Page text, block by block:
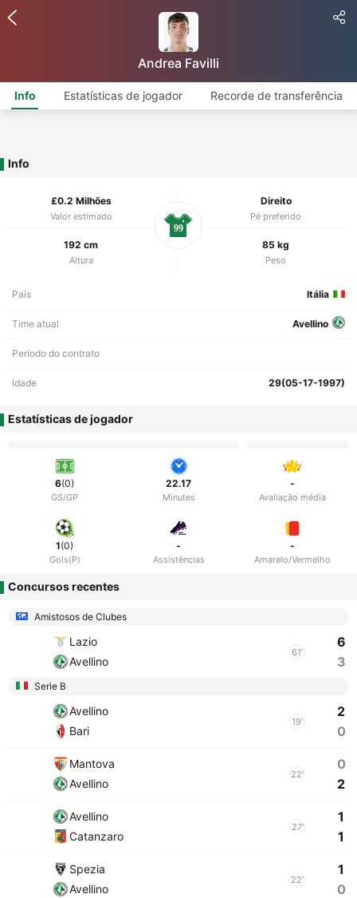
Andrea Favilli
Info Estatísticas de jogador Recorde de transferência
Info
£0.2 Milhões
Valor estimado
Direito
Pé preferido
192 cm
Altura
85 kg
Peso
99
País Itália
Time atual Avellino
Período do contrato
Idade 29(05-17-1997)
Estatísticas de jogador
6(0)
GS/GP
22.17
Minutes
-
Avaliação média
1(0)
Gols(P)
-
Assistências
-
Amarelo/Vermelho
Concursos recentes
Amistosos de Clubes
Lazio
Avellino
61'
6
3
Serie B
Avellino
Bari
19'
2
0
Mantova
Avellino
22'
0
2
Avellino
Catanzaro
27'
1
1
Spezia
Avellino
22'
1
0